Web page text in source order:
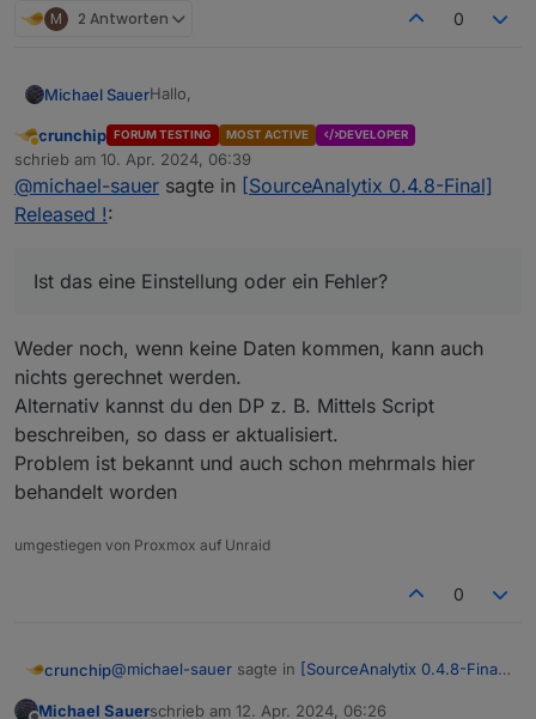
M 2 Antworten 0
Michael SauerHallo,
habe das Problem das bei einem Tageswechsel
der Zähler nicht auf null gesetzt wird.
Er fängt erst an umzuschalten wenn wieder
Ist das eine Einstellung oder ein Fehler?
Abwesend
crunchip FORUM TESTING MOST ACTIVE DEVELOPER
schrieb am 10. Apr. 2024, 06:39
zuletzt editiert von
@michael-sauer sagte in [SourceAnalytix 0.4.8-Final]
Released !:
Ist das eine Einstellung oder ein Fehler?
Weder noch, wenn keine Daten kommen, kann auch
nichts gerechnet werden.
Alternativ kannst du den DP z. B. Mittels Script
beschreiben, so dass er aktualisiert.
Problem ist bekannt und auch schon mehrmals hier
behandelt worden
umgestiegen von Proxmox auf Unraid
0
crunchip@michael-sauer sagte in [SourceAnalytix 0.4.8-Final]
Michael Sauerschrieb am 12. Apr. 2024, 06:26